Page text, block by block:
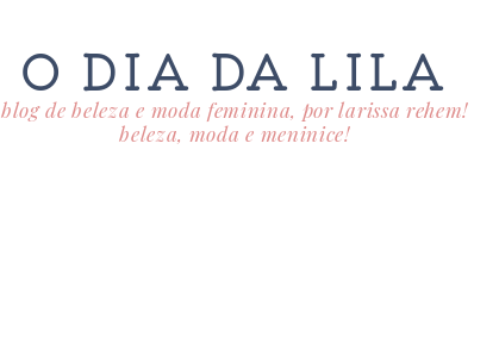
O DIA DA LILA
blog de beleza e moda feminina, por larissa rehem!
beleza, moda e meninice!